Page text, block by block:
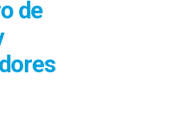
de